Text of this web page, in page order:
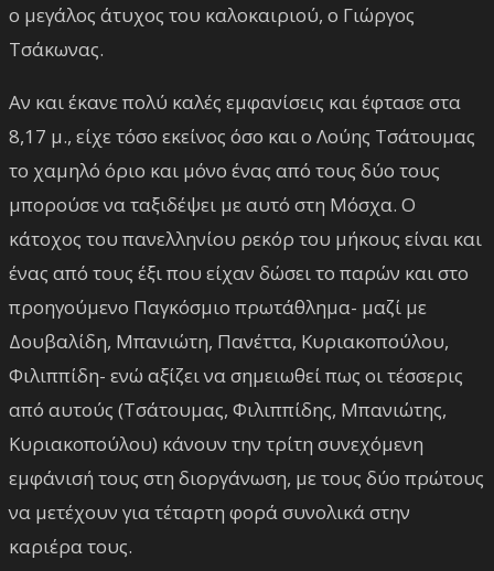
ο μεγάλος άτυχος του καλοκαιριού, ο Γιώργος
Τσάκωνας.
Αν και έκανε πολύ καλές εμφανίσεις και έφτασε στα
8,17 μ., είχε τόσο εκείνος όσο και ο Λούης Τσάτουμας
το χαμηλό όριο και μόνο ένας από τους δύο τους
μπορούσε να ταξιδέψει με αυτό στη Μόσχα. Ο
κάτοχος του πανελληνίου ρεκόρ του μήκους είναι και
ένας από τους έξι που είχαν δώσει το παρών και στο
προηγούμενο Παγκόσμιο πρωτάθλημα- μαζί με
Δουβαλίδη, Μπανιώτη, Πανέττα, Κυριακοπούλου,
Φιλιππίδη- ενώ αξίζει να σημειωθεί πως οι τέσσερις
από αυτούς (Τσάτουμας, Φιλιππίδης, Μπανιώτης,
Κυριακοπούλου) κάνουν την τρίτη συνεχόμενη
εμφάνισή τους στη διοργάνωση, με τους δύο πρώτους
να μετέχουν για τέταρτη φορά συνολικά στην
καριέρα τους.